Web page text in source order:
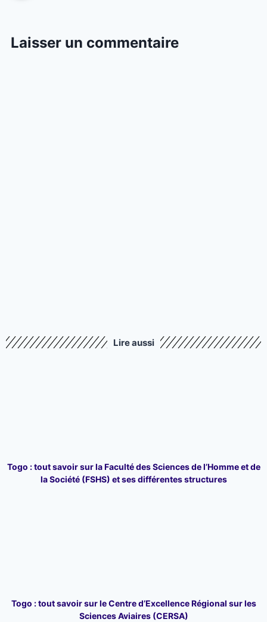
Laisser un commentaire
Lire aussi
Togo : tout savoir sur la Faculté des Sciences de l’Homme et de
la Société (FSHS) et ses différentes structures
Togo : tout savoir sur le Centre d’Excellence Régional sur les
Sciences Aviaires (CERSA)